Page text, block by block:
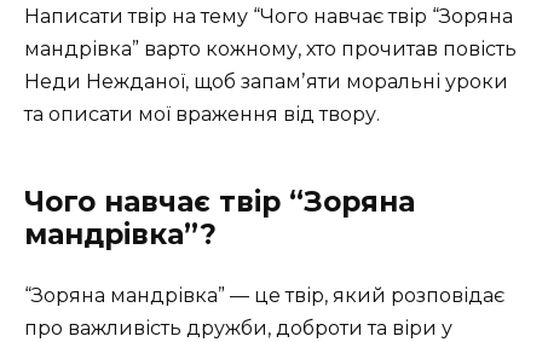
Написати твір на тему “Чого навчає твір “Зоряна
мандрівка” варто кожному, хто прочитав повість
Неди Нежданої, щоб запамʼяти моральні уроки
та описати мої враження від твору.
Чого навчає твір “Зоряна
мандрівка”?
“Зоряна мандрівка” — це твір, який розповідає
про важливість дружби, доброти та віри у